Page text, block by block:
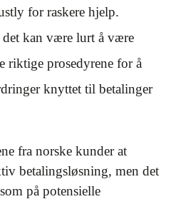
for raskere hjelp.
det kan være lurt å være
riktige prosedyrene for å
knyttet til betalinger
fra norske kunder at
betalingsløsning, men det
på potensielle